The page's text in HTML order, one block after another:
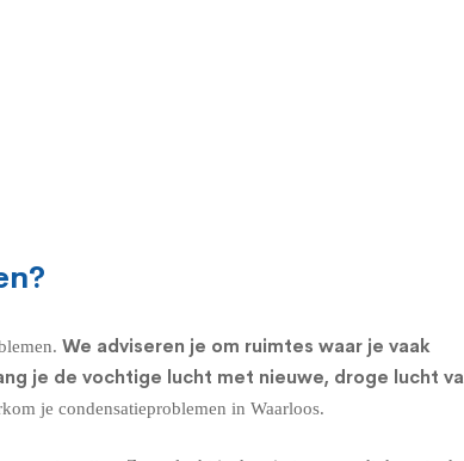
We adviseren je om ruimtes waar je vaak
je de vochtige lucht met nieuwe, droge lucht
je condensatieproblemen in Waarloos.